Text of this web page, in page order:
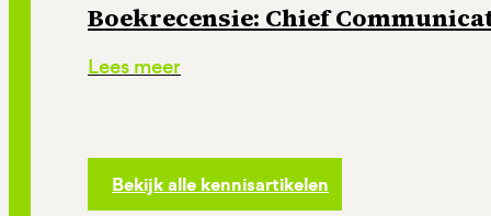
Boekrecensie: Chief
Lees meer
Bekijk alle kennisartikelen